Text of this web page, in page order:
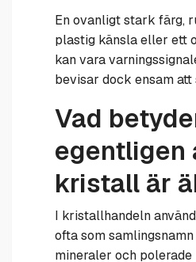
En ovanligt stark färg,
plastig känsla eller ett
kan vara
bevisar dock ensam
Vad
egentligen
kristall är
I kristallhandeln
ofta som
mineraler och